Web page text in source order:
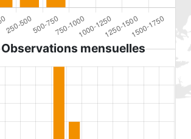
Observations mensuelles